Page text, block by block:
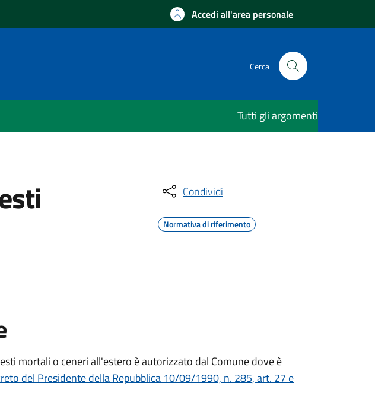
Accedi all'area personale
Cerca
Tutti gli argomenti
Condividi
Normativa di riferimento
mortali o ceneri all'estero è autorizzato dal Comune dove è
del Presidente della Repubblica 10/09/1990, n. 285, art. 27 e